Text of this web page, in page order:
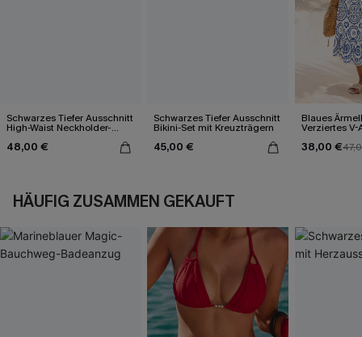
Schwarzes Tiefer Ausschnitt
High-Waist Neckholder-
Bikini-Set
48,00 €
Schwarzes Tiefer Ausschnitt
Bikini-Set mit Kreuzträgern
45,00 €
Blaues
Verziertes
38,00 €
HÄUFIG ZUSAMMEN GEKAUFT